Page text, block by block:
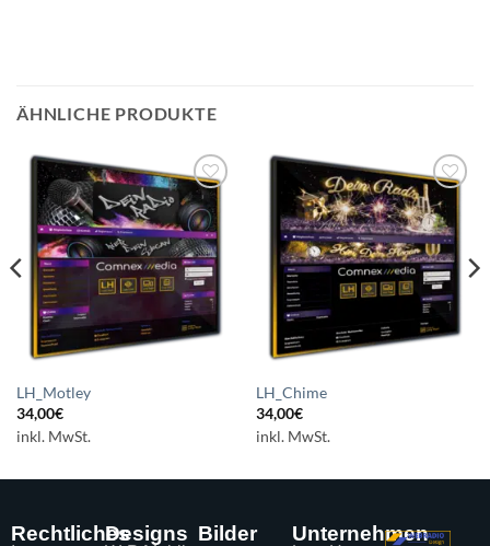
ÄHNLICHE PRODUKTE
Auf die
Wunschliste
setzen
LH_Motley
34,00€
inkl. MwSt.
Auf die
Wunschliste
setzen
LH_Chime
34,00€
inkl. MwSt.
RechtlichesDesigns Bilder
Unternehmen